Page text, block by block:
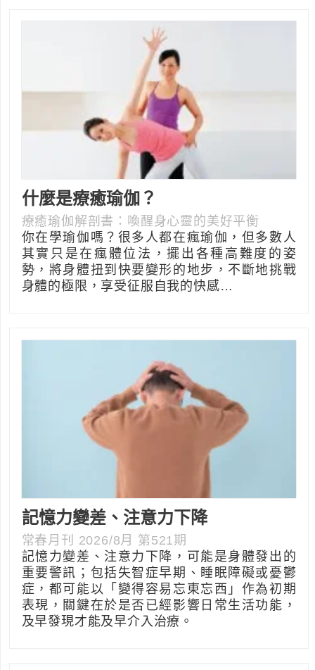
什麼是療癒瑜伽？
療癒瑜伽解剖書：喚醒身心靈的美好平衡
你在學瑜伽嗎？很多人都在瘋瑜伽，但多數人
其實只是在瘋體位法，擺出各種高難度的姿
勢，將身體扭到快要變形的地步，不斷地挑戰
身體的極限，享受征服自我的快感…
記憶力變差、注意力下降
常春月刊 2026/8月 第521期
記憶力變差、注意力下降，可能是身體發出的
重要警訊；包括失智症早期、睡眠障礙或憂鬱
症，都可能以「變得容易忘東忘西」作為初期
表現，關鍵在於是否已經影響日常生活功能，
及早發現才能及早介入治療。